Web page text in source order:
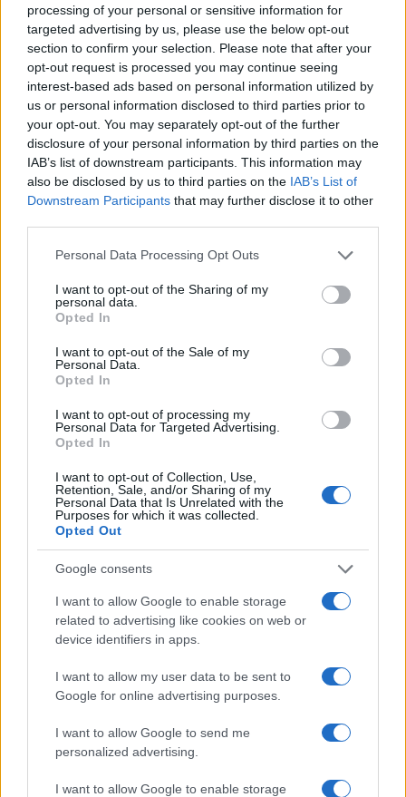
processing of your personal or sensitive information for
targeted advertising by us, please use the below opt-out
section to confirm your selection. Please note that after your
opt-out request is processed you may continue seeing
interest-based ads based on personal information utilized by
us or personal information disclosed to third parties prior to
your opt-out. You may separately opt-out of the further
disclosure of your personal information by third parties on the
IAB’s list of downstream participants. This information may
also be disclosed by us to third parties on the IAB’s List of
Downstream Participants that may further disclose it to other
Please note that this website/app uses one or more Google
not limited to your visit or usage behaviour. You may click to
grant or deny consent to Google and its third-party tags to
use your data for below specified purposes in below Google
consent section.
Personal Data Processing Opt Outs
I want to opt-out of the Sharing of my
personal data.
Opted In
I want to opt-out of the Sale of my
Personal Data.
Opted In
I want to opt-out of processing my
Personal Data for Targeted Advertising.
Opted In
I want to opt-out of Collection, Use,
Retention, Sale, and/or Sharing of my
Personal Data that Is Unrelated with the
Purposes for which it was collected.
Opted Out
Google consents
I want to allow Google to enable storage
related to advertising like cookies on web or
device identifiers in apps.
I want to allow my user data to be sent to
Google for online advertising purposes.
I want to allow Google to send me
personalized advertising.
I want to allow Google to enable storage
AUTORE
Staff
Continua a leggere
LIFESTYLE